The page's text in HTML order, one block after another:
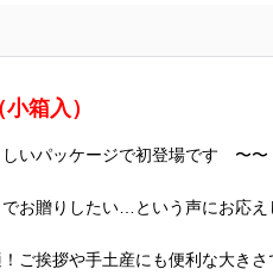
小箱入）
いパッケージで初登場です 〜〜
お贈りしたい…という声にお応え
ご挨拶や手土産にも便利な大きさ